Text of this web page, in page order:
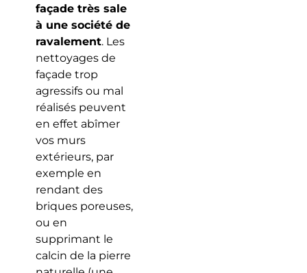
façade très sale
à une société de
ravalement. Les
nettoyages de
façade trop
agressifs ou mal
réalisés peuvent
en effet abîmer
vos murs
extérieurs, par
exemple en
rendant des
briques poreuses,
ou en
supprimant le
calcin de la pierre